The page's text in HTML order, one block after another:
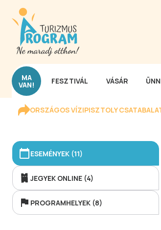
MA
VAN! FESZTIVÁL VÁSÁR
ORSZÁGOS VÍZIPISZTOLY CSATA
ESEMÉNYEK (11)
JEGYEK ONLINE (4)
PROGRAMHELYEK (8)